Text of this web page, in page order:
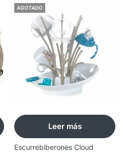
AGOTADO
Leer más
Escurrebiberones Cloud